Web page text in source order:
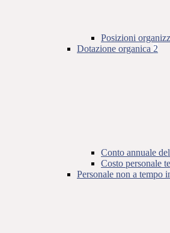
Posizioni
Dotazione organica 2
Conto annuale
Costo personale
Personale non a tempo